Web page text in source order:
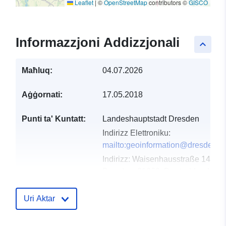
Leaflet | ©OpenStreetMapcontributors ©GISCO
keyboard_arrow_up
Informazzjoni Addizzjonali
Maħluq: 04.07.2026
Aġġornati: 17.05.2018
Punti ta' Kuntatt:
Landeshauptstadt Dresden
Indirizz Elettroniku:
Indirizz: Waisenhausstraße 14,
Reġistru tal-
Katalgu:
Uri Aktar